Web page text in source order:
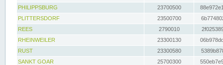
PHILIPPSBURG
23700500
PLITTERSDORF
23500700
REES
2790010
RHEINWEILER
23300130
RUST
23300580
SANKT GOAR
25700300